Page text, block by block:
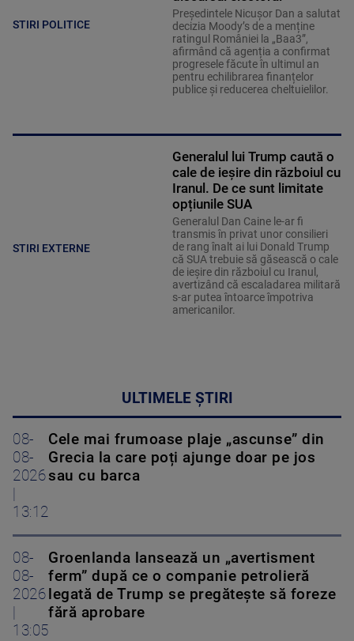
STIRI POLITICE
Președintele Nicușor Dan a salutat
decizia Moody’s de a menține
ratingul României la „Baa3”,
afirmând că agenția a confirmat
progresele făcute în ultimul an
pentru echilibrarea finanțelor
publice și reducerea cheltuielilor.
STIRI EXTERNE
Generalul lui Trump caută o
cale de ieșire din războiul cu
Iranul. De ce sunt limitate
opțiunile SUA
Generalul Dan Caine le-ar fi
transmis în privat unor consilieri
de rang înalt ai lui Donald Trump
că SUA trebuie să găsească o cale
de ieșire din războiul cu Iranul,
avertizând că escaladarea militară
s-ar putea întoarce împotriva
americanilor.
ULTIMELE ȘTIRI
08-
08-
2026
13:12
Cele mai frumoase plaje „ascunse” din
Grecia la care poți ajunge doar pe jos
sau cu barca
08-
08-
2026
13:05
Groenlanda lansează un „avertisment
ferm” după ce o companie petrolieră
legată de Trump se pregătește să foreze
fără aprobare